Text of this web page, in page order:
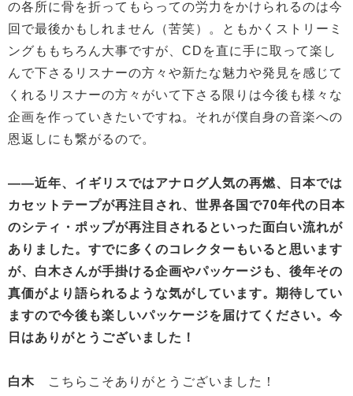
の各所に骨を折ってもらっての労力をかけられるのは今
回で最後かもしれません（苦笑）。ともかくストリーミ
ングももちろん大事ですが、CDを直に手に取って楽し
んで下さるリスナーの方々や新たな魅力や発見を感じて
くれるリスナーの方々がいて下さる限りは今後も様々な
企画を作っていきたいですね。それが僕自身の音楽への
恩返しにも繋がるので。
——近年、イギリスではアナログ人気の再燃、日本では
カセットテープが再注目され、世界各国で70年代の日本
のシティ・ポップが再注目されるといった面白い流れが
ありました。すでに多くのコレクターもいると思います
が、白木さんが手掛ける企画やパッケージも、後年その
真価がより語られるような気がしています。期待してい
ますので今後も楽しいパッケージを届けてください。今
日はありがとうございました！
白木 こちらこそありがとうございました！